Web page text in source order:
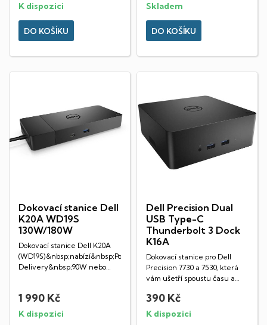
K dispozici
DO KOŠÍKU
Skladem
DO KOŠÍKU
Dokovací stanice Dell
K20A WD19S
130W/180W
Dokovací stanice Dell K20A
(WD19S)&nbsp;nabízí&nbsp;Power
Delivery&nbsp;90W nebo
1 990 Kč
K dispozici
Dell Precision Dual
USB Type-C
Thunderbolt 3 Dock
K16A
Dokovací stanice pro Dell
Precision 7730 a 7530, která
vám ušetří spoustu času a
390 Kč
K dispozici